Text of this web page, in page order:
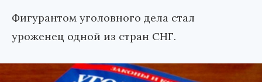
Фигурантом уголовного дела стал
уроженец одной из стран СНГ.